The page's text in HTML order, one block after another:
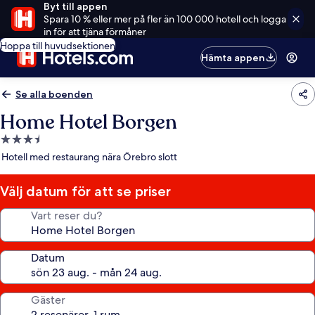
Byt till appen
Spara 10 % eller mer på fler än 100 000 hotell och logga
in för att tjäna förmåner
Hoppa till huvudsektionen
Hämta appen
Se alla boenden
Home Hotel Borgen
3.5-
stjärnigt
Hotell med restaurang nära Örebro slott
Välj datum för att se priser
Vart reser du?
Datum
Gäster